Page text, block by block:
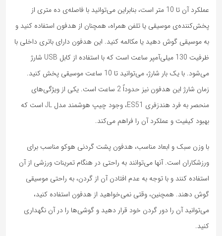
عملکرد آن تا 10 متر است، بنابراین می‌توانید با فاصله‌ی ده متری از
پخش‌کننده‌ی موسیقی یا تلفن همراه، همچنان از هدفون استفاده کنید و
به موسیقی گوش دهید یا مکالمه کنید. این هدفون دارای باتری داخلی با
ظرفیت 130 میلی‌آمپر ساعت است که با استفاده از کابل USB شارژ
می‌شود. با یک بار شارژ، می‌توانید تا 10 ساعت موسیقی پخش کنید.
زمان شارژ این هدفون نیز حدوداً 2 ساعت است. یکی از ویژگی‌های
منحصر به فرد هندزفری ES51، وجود چیپ هوشمند مدل JL است که
بهبود کیفیت و عملکرد آن را فراهم می‌کند.
با وزن سبک و ابعاد مناسب، هدفون پشت گردنی هوکو مناسب برای
ورزشکاران است. آنها می‌توانند به راحتی در هنگام تمرینات ورزشی از آن
استفاده کنند و با توجه به عدم افتادن آن از گردن، به راحتی موسیقی
گوش دهند. همچنین، وقتی نمی‌خواهید از هدفون استفاده کنید،
می‌توانید آن را دور گردن خود قرار دهید و گوشی‌ها را در آن نگهداری
کنید.